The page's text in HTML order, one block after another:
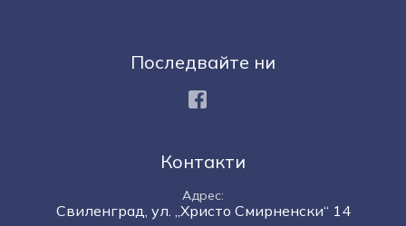
Контакти
Адрес
Свиленград, ул. „Христо Смирненски“ 14
Последвайте ни